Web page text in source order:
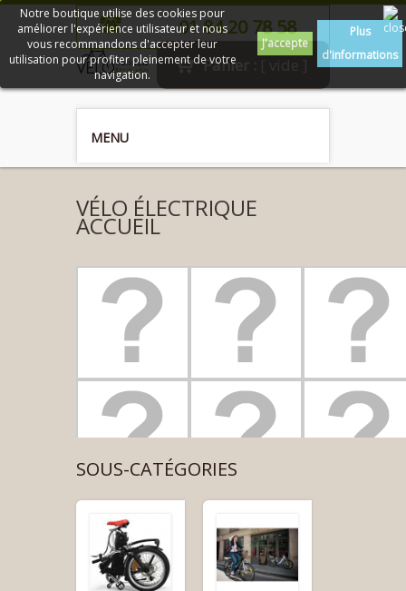
01 84 20 78 58
Panier :
MENU
Notre boutique utilise des cookies pour
améliorer l'expérience utilisateur et nous
vous recommandons d'accepter leur
utilisation pour profiter pleinement de votre
navigation.
J'accepte
Plus
d'informations
VÉLO ÉLECTRIQUE
ACCUEIL
SOUS-CATÉGORIES